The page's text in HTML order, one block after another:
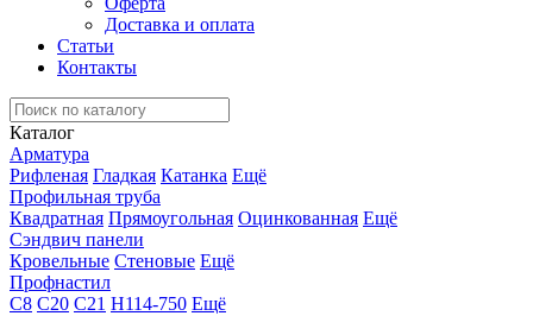
Доставка и оплата
Статьи
Контакты
Каталог
Арматура
Рифленая Гладкая Катанка Ещё
Профильная труба
Квадратная Прямоугольная Оцинкованная Ещё
Сэндвич панели
Кровельные Стеновые Ещё
Профнастил
С8 С20 С21 Н114-750 Ещё